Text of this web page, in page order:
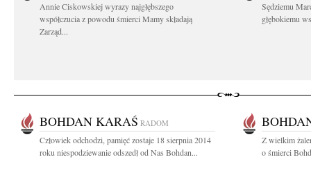
Annie Ciskowskiej wyrazy najgłębszego
współczucia z powodu śmierci Mamy składają
Zarząd...
Sędziemu
głębokiemu
BOHDAN KARAŚ RADOM
Człowiek odchodzi, pamięć zostaje 18 sierpnia 2014
roku niespodziewanie odszedł od Nas Bohdan...
Z wielkim
o śmierci